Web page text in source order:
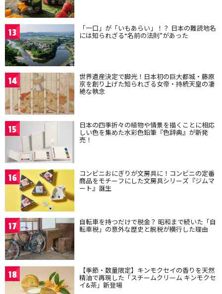
13 「一口」が「いもあらい」！？ 日本の難読地名
には知られざる“名前の法則”があった
14 世界遺産決定で脚光！日本初の巨大都城・藤原
京を創り上げた知られざる女帝・持統天皇の凄
絶な執念
15 日本の四季折々の植物や情景を描くことに相応
しい色を集めた水彩色鉛筆『色辞典』が新発
売！
16 コンビニおにぎりが文房具に！コンビニの定番
商品をモチーフにした文房具シリーズ『ジムマ
ート』誕生
17 自転車を持つだけで税金？ 昭和まで続いた「自
転車税」の意外な歴史と脱税が横行した理由
18 【季節・数量限定】キンモクセイの香りを天然
精油で再現した「スチームクリーム キンモクセ
イ&茶」新登場